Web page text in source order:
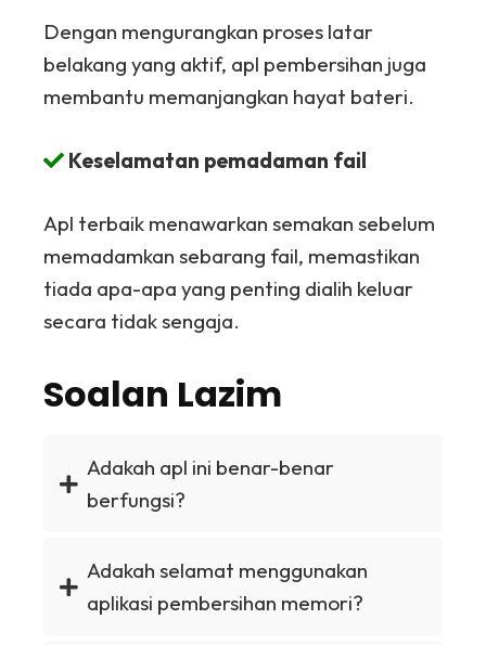
Dengan mengurangkan proses latar
belakang yang aktif, apl pembersihan juga
membantu memanjangkan hayat bateri.
Keselamatan pemadaman fail
Apl terbaik menawarkan semakan sebelum
memadamkan sebarang fail, memastikan
tiada apa-apa yang penting dialih keluar
secara tidak sengaja.
Soalan Lazim
Adakah apl ini benar-benar
berfungsi?
Adakah selamat menggunakan
aplikasi pembersihan memori?